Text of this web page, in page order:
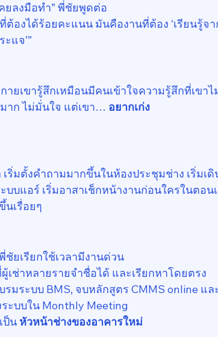
ยลงมือทำ” พี่ชัยพูดต่อ
ต้องได้ร้อยคะแนน มันคืองานที่ต้อง ‘เรียนรู้จ
แจ’”
ายเขารู้สึกเหมือนมีคนเข้าใจความรู้สึกที่เขา
าก ไม่มั่นใจ แต่เขา… อยากเก่ง
ริ่มตั้งคำถามมากขึ้นในห้องประชุมช่าง เริ่มเ
บบแอร์ เริ่มอาสาเช็กหน้างานก่อนใครในตอน
นเรื่อยๆ
ยเรียกใช้เวลามีงานด่วน
เช่าหลายรายจำชื่อได้ และเรียกหาโดยตรง
มระบบ BMS, จบหลักสูตร CMMS online แ
ะบบใน Monthly Meeting
ป็น หัวหน้าช่างของอาคารใหม่